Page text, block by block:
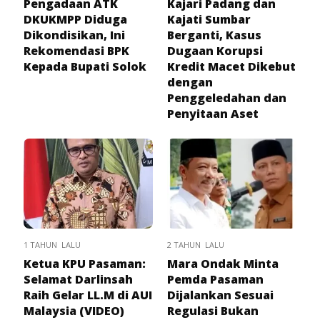
Pengadaan ATK
DKUKMPP Diduga
Dikondisikan, Ini
Rekomendasi BPK
Kepada Bupati Solok
Kajari Padang dan
Kajati Sumbar
Berganti, Kasus
Dugaan Korupsi
Kredit Macet Dikebut
dengan
Penggeledahan dan
Penyitaan Aset
1 TAHUN LALU
Ketua KPU Pasaman:
Selamat Darlinsah
Raih Gelar LL.M di AUI
Malaysia (VIDEO)
2 TAHUN LALU
Mara Ondak Minta
Pemda Pasaman
Dijalankan Sesuai
Regulasi Bukan